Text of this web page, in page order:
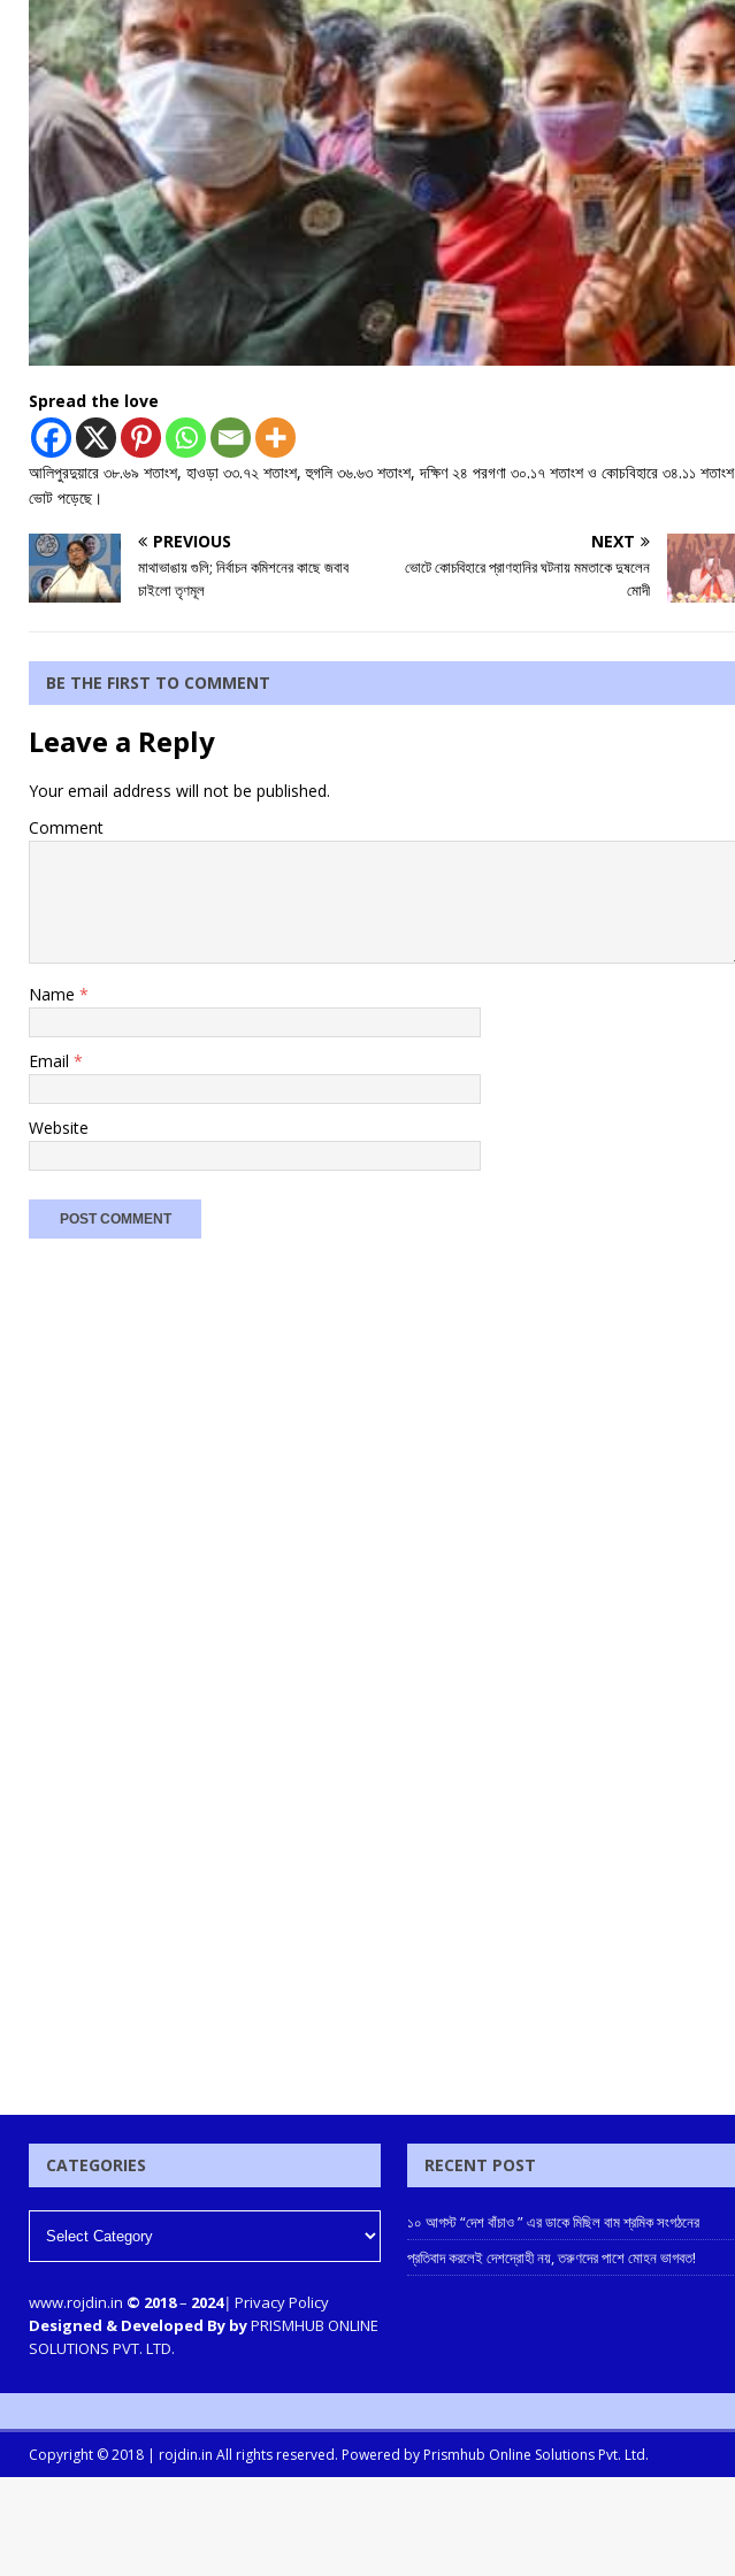
Spread the love
আলিপুরদুয়ারে ৩৮.৬৯ শতাংশ, হাওড়া ৩৩.৭২ শতাংশ, হুগলি ৩৬.৬৩ শতাংশ, দক্ষিণ ২৪ পরগণা ৩০.১৭ শতাংশ ও কোচবিহারে ৩৪.১১ শতাংশ
ভোট পড়েছে।
PREVIOUS
মাথাভাঙায় গুলি; নির্বাচন কমিশনের কাছে জবাব
চাইলো তৃণমূল
NEXT
ভোটে কোচবিহারে প্রাণহানির ঘটনায় মমতাকে দুষলেন
মোদী
BE THE FIRST TO COMMENT
Leave a Reply
Your email address will not be published.
Comment
Name *
Email *
Website
CATEGORIES
www.rojdin.in © 2018– 2024| Privacy Policy
Designed & Developed By byPRISMHUB ONLINE
SOLUTIONS PVT. LTD.
RECENT POST
১০ আগস্ট “দেশ বাঁচাও ” এর ডাকে মিছিল বাম শ্রমিক সংগঠনের
প্রতিবাদ করলেই দেশদ্রোহী নয়, তরুণদের পাশে মোহন ভাগবত!
Copyright © 2018 | rojdin.in All rights reserved. Powered by Prismhub Online Solutions Pvt. Ltd.